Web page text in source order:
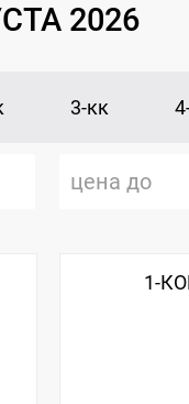
2026
3-кк
1-